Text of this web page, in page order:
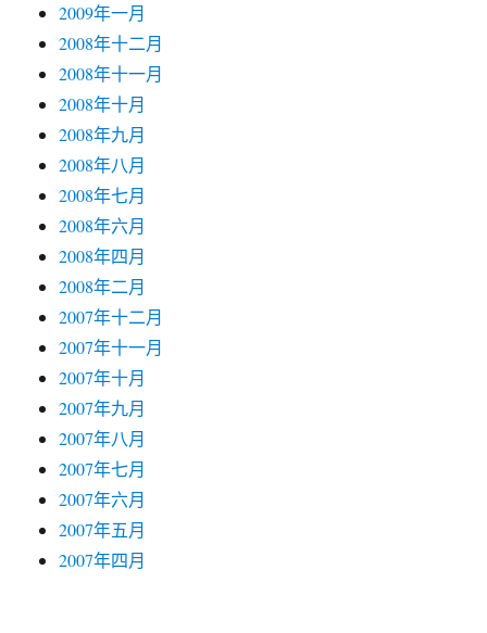
2009年一月
2008年十二月
2008年十一月
2008年十月
2008年九月
2008年八月
2008年七月
2008年六月
2008年四月
2008年二月
2007年十二月
2007年十一月
2007年十月
2007年九月
2007年八月
2007年七月
2007年六月
2007年五月
2007年四月